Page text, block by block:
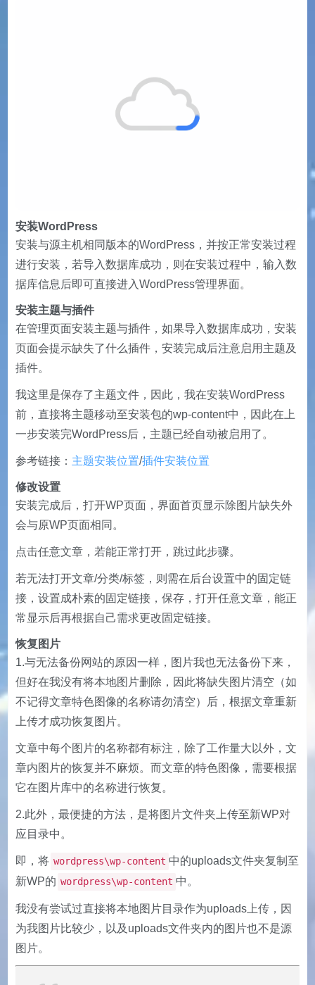
安装WordPress
安装与源主机相同版本的WordPress，并按正常安装过程
进行安装，若导入数据库成功，则在安装过程中，输入数
据库信息后即可直接进入WordPress管理界面。
安装主题与插件
在管理页面安装主题与插件，如果导入数据库成功，安装
页面会提示缺失了什么插件，安装完成后注意启用主题及
插件。
我这里是保存了主题文件，因此，我在安装WordPress
前，直接将主题移动至安装包的wp-content中，因此在上
一步安装完WordPress后，主题已经自动被启用了。
参考链接： 主题安装位置/插件安装位置
修改设置
安装完成后，打开WP页面，界面首页显示除图片缺失外
会与原WP页面相同。
点击任意文章，若能正常打开，跳过此步骤。
若无法打开文章/分类/标签，则需在后台设置中的固定链
接，设置成朴素的固定链接，保存，打开任意文章，能正
常显示后再根据自己需求更改固定链接。
恢复图片
1.与无法备份网站的原因一样，图片我也无法备份下来，
但好在我没有将本地图片删除，因此将缺失图片清空（如
不记得文章特色图像的名称请勿清空）后，根据文章重新
上传才成功恢复图片。
文章中每个图片的名称都有标注，除了工作量大以外，文
章内图片的恢复并不麻烦。而文章的特色图像，需要根据
它在图片库中的名称进行恢复。
2.此外，最便捷的方法，是将图片文件夹上传至新WP对
应目录中。
即，将 wordpress\wp-content 中的uploads文件夹复制至
新WP的 wordpress\wp-content 中。
我没有尝试过直接将本地图片目录作为uploads上传，因
为我图片比较少，以及uploads文件夹内的图片也不是源
图片。